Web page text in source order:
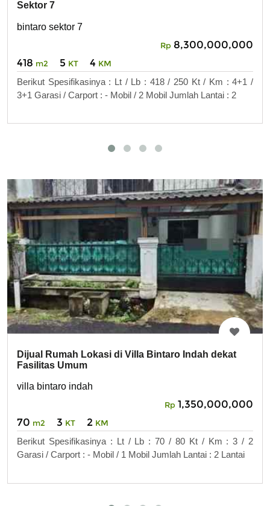
Sektor 7
bintaro sektor 7
Rp 8,300,000,000
418 m2 5 KT 4 KM
Berikut Spesifikasinya : Lt / Lb : 418 / 250 Kt / Km : 4+1 /
3+1 Garasi / Carport : - Mobil / 2 Mobil Jumlah Lantai : 2
Dijual Rumah Lokasi di Villa Bintaro Indah dekat
Fasilitas Umum
villa bintaro indah
Rp 1,350,000,000
70 m2 3 KT 2 KM
Berikut Spesifikasinya : Lt / Lb : 70 / 80 Kt / Km : 3 / 2
Garasi / Carport : - Mobil / 1 Mobil Jumlah Lantai : 2 Lantai